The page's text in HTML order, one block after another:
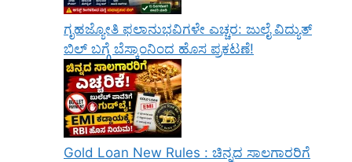
ಗೃಹಜ್ಯೋತಿ ಫಲಾನುಭವಿಗಳೇ ಎಚ್ಚರ: ಜುಲೈ ವಿದ್ಯುತ್
ಬಿಲ್ ಬಗ್ಗೆ ಬೆಸ್ಕಾಂನಿಂದ ಹೊಸ ಪ್ರಕಟಣೆ!
Gold Loan New Rules : ಚಿನ್ನದ ಸಾಲಗಾರರಿಗೆ